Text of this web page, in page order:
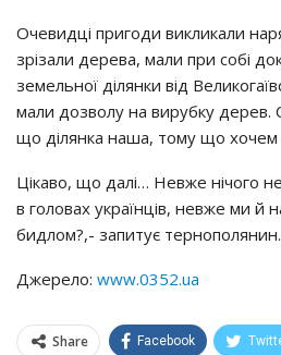
Очевидці пригоди викликали
зрізали дерева, мали при собі
земельної ділянки від
мали дозволу на вирубку дерев.
що ділянка наша, тому що
Цікаво, що далі… Невже нічого не
в головах українців, невже ми й
бидлом?,- запитує тернополянин.
Джерело: www.0352.ua
Share Facebook